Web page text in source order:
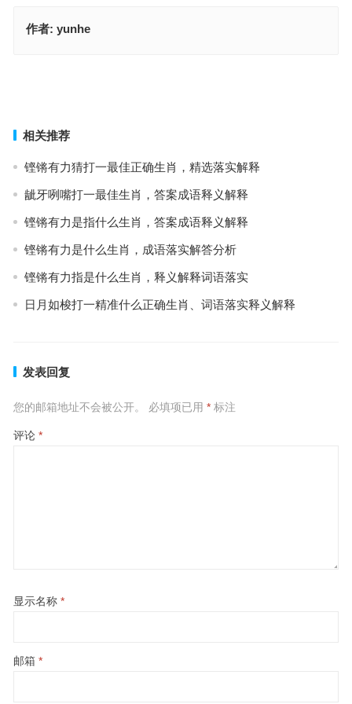
作者: yunhe
相关推荐
铿锵有力猜打一最佳正确生肖，精选落实解释
龇牙咧嘴打一最佳生肖，答案成语释义解释
铿锵有力是指什么生肖，答案成语释义解释
铿锵有力是什么生肖，成语落实解答分析
铿锵有力指是什么生肖，释义解释词语落实
日月如梭打一精准什么正确生肖、词语落实释义解释
发表回复
您的邮箱地址不会被公开。 必填项已用 *标注
评论 *
显示名称 *
邮箱 *